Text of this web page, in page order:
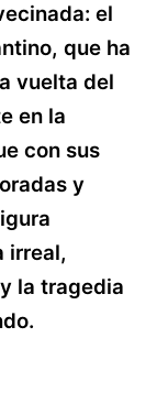
el
que ha
vuelta del
en la
con sus
y
irreal,
la tragedia